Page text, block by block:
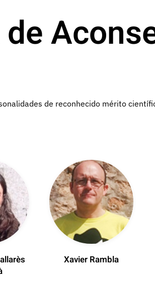
de reconhecido mérito
Xavier Rambla